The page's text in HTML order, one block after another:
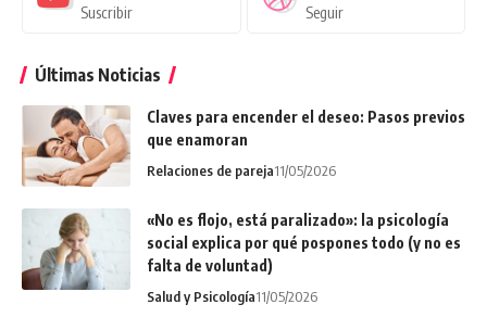
Suscribir Seguir
Últimas Noticias
Claves para encender el deseo: Pasos previos
que enamoran
Relaciones de pareja11/05/2026
«No es flojo, está paralizado»: la psicología
social explica por qué pospones todo (y no es
falta de voluntad)
Salud y Psicología11/05/2026